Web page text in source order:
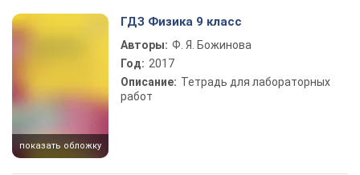
показать обложку
ГДЗ Физика 9 класс
Авторы: Ф. Я. Божинова
Год: 2017
Описание: Тетрадь для лабораторных
работ